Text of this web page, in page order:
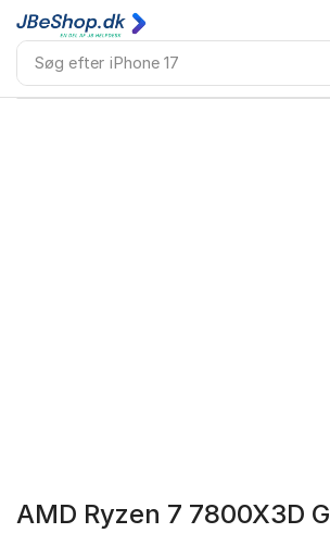
Søg efter iPhone 17
AMD Ryzen 7 7800X3D